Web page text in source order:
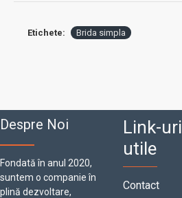
Etichete: Brida simpla
Despre Noi
Fondată în anul 2020,
suntem o companie în
plină dezvoltare,
Link-uri
utile
Contact